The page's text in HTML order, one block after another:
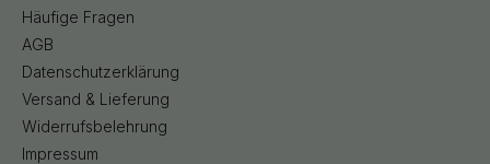
Häufige Fragen
AGB
Datenschutzerklärung
Versand & Lieferung
Widerrufsbelehrung
Impressum